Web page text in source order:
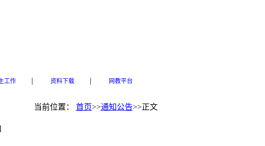
工作 | 资料下载 | 网教平台
当前位置： 首页>>通知公告>>正文